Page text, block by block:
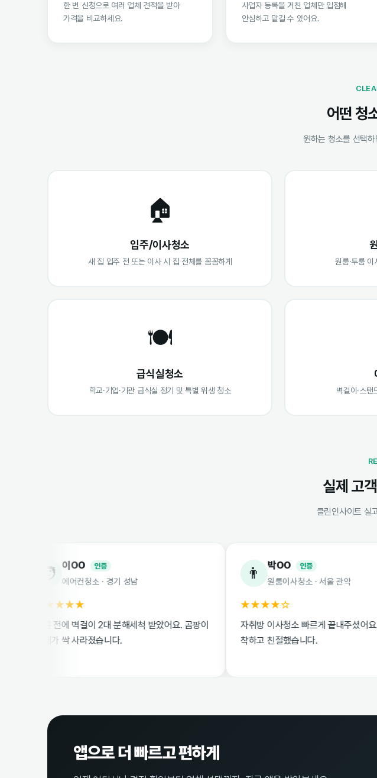
한 번 신청으로 여러 업체 견적을 받아
가격을 비교하세요.
사업자 등록을 거친 업체만 입점해
안심하고 맡길 수 있어요.
어떤 청
원하는 청소를 선택
🏠
입주/이사청소
새 집 입주 전 또는 이사 시 집 전체를 꼼꼼하게 원룸·투룸
🍽️
급식실청소
학교·기업·기관 급식실 정기 및 특별 위생 청소 벽걸이·스탠
실제 고
클린인사이트 실
인증
에어컨청소 · 경기 성남
전에 벽걸이 2대 분해세척 받았어요. 곰팡이
가 싹 사라졌습니다.
박OO 인증
원룸이사청소 · 서울 관악
★★★★☆
자취방 이사청소 빠르게 끝내주셨어요. 가격도
착하고 친절했습니다.
앱으로 더 빠르고 편하게